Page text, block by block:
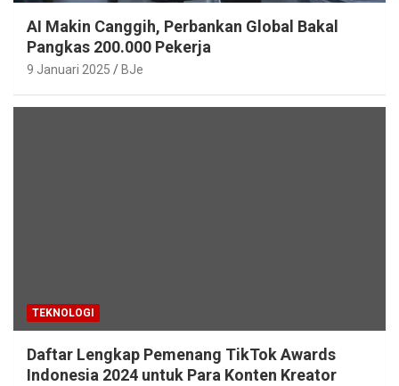
AI Makin Canggih, Perbankan Global Bakal
Pangkas 200.000 Pekerja
9 Januari 2025 BJe
TEKNOLOGI
Daftar Lengkap Pemenang TikTok Awards
Indonesia 2024 untuk Para Konten Kreator